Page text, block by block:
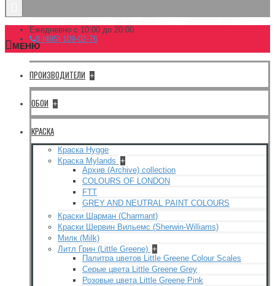
Ежедневно с 10:00 до 20:00
8 (495) 109-02-76
МЕНЮ
ПРОИЗВОДИТЕЛИ +
ОБОИ +
КРАСКА
Краска Hygge
Краска Mylands +
Архив (Archive) collection
COLOURS OF LONDON
FTT
GREY AND NEUTRAL PAINT COLOURS
Краски Шарман (Charmant)
Краски Шервин Вильемс (Sherwin-Williams)
Милк (Milk)
Литл Грин (Little Greene) +
Палитра цветов Little Greene Colour Scales
Серые цвета Little Greene Grey
Розовые цвета Little Greene Pink